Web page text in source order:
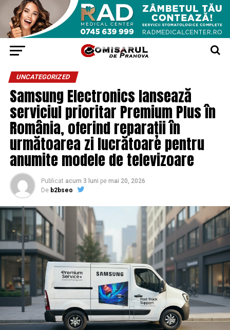
UNCATEGORIZED
Samsung Electronics lansează
serviciul prioritar Premium Plus în
România, oferind reparații în
următoarea zi lucrătoare pentru
anumite modele de televizoare
Publicat acum 3 luni pe mai 20, 2026
De b2bseo